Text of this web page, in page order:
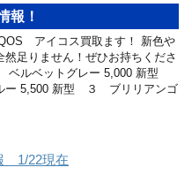
報！
アイコス買取ます！ 新色や
然足りません！ぜひお持ちくださ
ルベットグレー 5,000 新型
ー 5,500 新型 ３ ブリリアンゴ
1/22現在